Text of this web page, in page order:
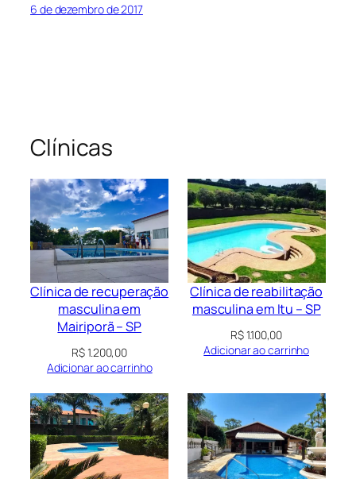
6 de dezembro de 2017
Clínicas
Clínica de recuperação
masculina em
Mairiporã – SP
R$1.200,00
Adicionar ao carrinho
Clínica de reabilitação
masculina em Itu – SP
R$1.100,00
Adicionar ao carrinho